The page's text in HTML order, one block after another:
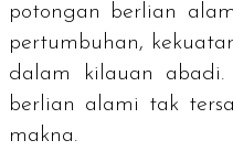
potongan berlian
pertumbuhan,
dalam kilauan
berlian alami tak
makna.